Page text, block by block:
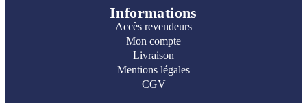
Informations
Accès revendeurs
Mon compte
Livraison
Mentions légales
CGV